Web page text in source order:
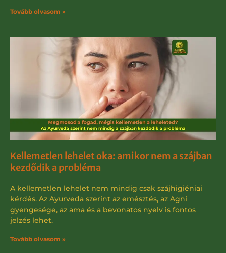
Tovább olvasom »
Kellemetlen lehelet oka: amikor nem a szájban
kezdődik a probléma
A kellemetlen lehelet nem mindig csak szájhigiéniai
kérdés. Az Ayurveda szerint az emésztés, az Agni
gyengesége, az ama és a bevonatos nyelv is fontos
jelzés lehet.
Tovább olvasom »